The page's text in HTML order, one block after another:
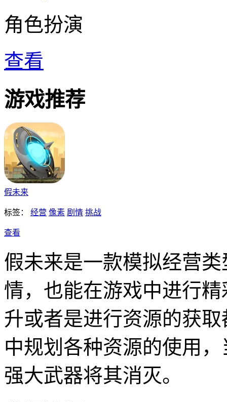
角色扮演
查看
游戏推荐
假未来
标签： 经营 像素 剧情 挑战
查看
假未来是一款模拟经营
情，也能在游戏中进行
升或者是进行资源的获
中规划各种资源的使用
强大武器将其消灭。